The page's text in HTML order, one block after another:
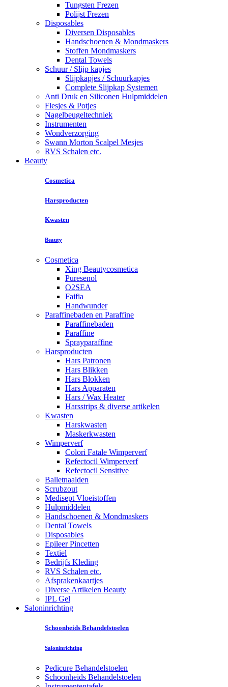
Tungsten Frezen
Polijst Frezen
Disposables
Diversen Disposables
Handschoenen & Mondmaskers
Stoffen Mondmaskers
Dental Towels
Schuur / Slijp kapjes
Slijpkapjes / Schuurkapjes
Complete Slijpkap Systemen
Anti Druk en Siliconen Hulpmiddelen
Flesjes & Potjes
Nagelbeugeltechniek
Instrumenten
Wondverzorging
Swann Morton Scalpel Mesjes
RVS Schalen etc.
Beauty
Cosmetica
Harsproducten
Kwasten
Beauty
Cosmetica
Xing Beautycosmetica
Puresenol
O2SEA
Faifia
Handwunder
Paraffinebaden en Paraffine
Paraffinebaden
Paraffine
Sprayparaffine
Harsproducten
Hars Patronen
Hars Blikken
Hars Blokken
Hars Apparaten
Hars / Wax Heater
Harsstrips & diverse artikelen
Kwasten
Harskwasten
Maskerkwasten
Wimperverf
Colori Fatale Wimperverf
Refectocil Wimperverf
Refectocil Sensitive
Balletnaalden
Scrubzout
Medisept Vloeistoffen
Hulpmiddelen
Handschoenen & Mondmaskers
Dental Towels
Disposables
Epileer Pincetten
Textiel
Bedrijfs Kleding
RVS Schalen etc.
Afsprakenkaartjes
Diverse Artikelen Beauty
IPL Gel
Saloninrichting
Schoonheids Behandelstoelen
Saloninrichting
Pedicure Behandelstoelen
Schoonheids Behandelstoelen